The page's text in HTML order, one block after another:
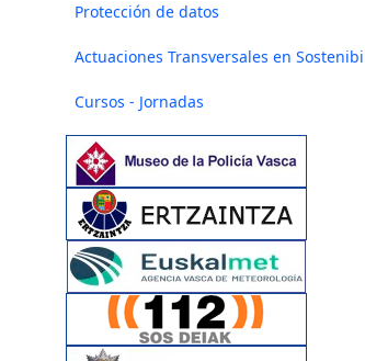
Protección de datos
Actuaciones Transversales en
Cursos - Jornadas